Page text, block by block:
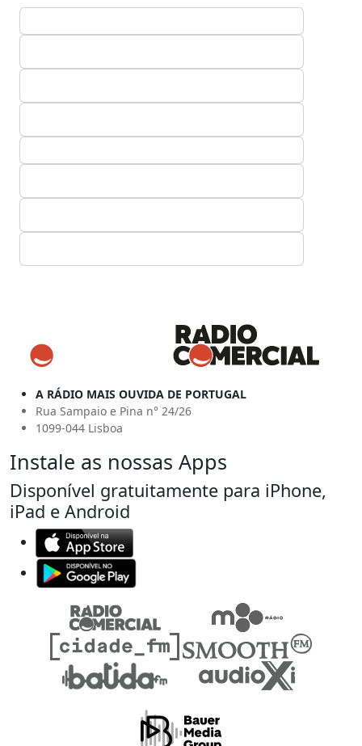
A RÁDIO MAIS OUVIDA DE PORTUGAL
Rua Sampaio e Pina n° 24/26
1099-044 Lisboa
Instale as nossas Apps
Disponível gratuitamente para iPhone,
iPad e Android